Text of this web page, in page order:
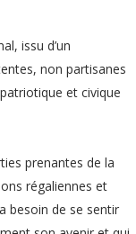
issu d’un
non partisanes
et civique
prenantes de la
régaliennes et
besoin de se sentir